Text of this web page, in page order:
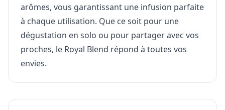
arômes, vous garantissant une infusion parfaite
à chaque utilisation. Que ce soit pour une
dégustation en solo ou pour partager avec vos
proches, le Royal Blend répond à toutes vos
envies.